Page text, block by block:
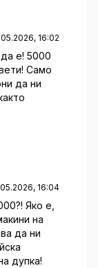
16:02
е! 5000
Само
да ни
16:04
Яко е,
на
да ни
дупка!